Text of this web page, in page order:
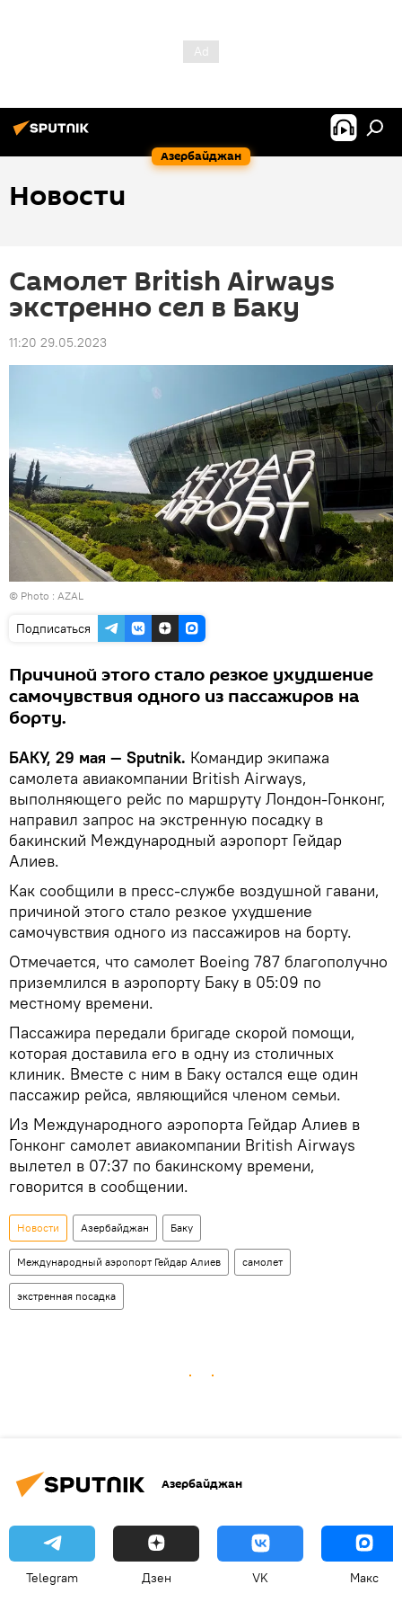
Азербайджан
Новости
Самолет British Airways
экстренно сел в Баку
11:20 29.05.2023
© Photo : AZAL
Подписаться
Причиной этого стало резкое ухудшение
самочувствия одного из пассажиров на
борту.
БАКУ, 29 мая — Sputnik. Командир экипажа
самолета авиакомпании British Airways,
выполняющего рейс по маршруту Лондон-Гонконг,
направил запрос на экстренную посадку в
бакинский Международный аэропорт Гейдар
Алиев.
Как сообщили в пресс-службе воздушной гавани,
причиной этого стало резкое ухудшение
самочувствия одного из пассажиров на борту.
Отмечается, что самолет Boeing 787 благополучно
приземлился в аэропорту Баку в 05:09 по
местному времени.
Пассажира передали бригаде скорой помощи,
которая доставила его в одну из столичных
клиник. Вместе с ним в Баку остался еще один
пассажир рейса, являющийся членом семьи.
Из Международного аэропорта Гейдар Алиев в
Гонконг самолет авиакомпании British Airways
вылетел в 07:37 по бакинскому времени,
говорится в сообщении.
Новости Азербайджан Баку
Международный аэропорт Гейдар Алиев самолет
экстренная посадка
Азербайджан
Telegram Дзен VK Макс